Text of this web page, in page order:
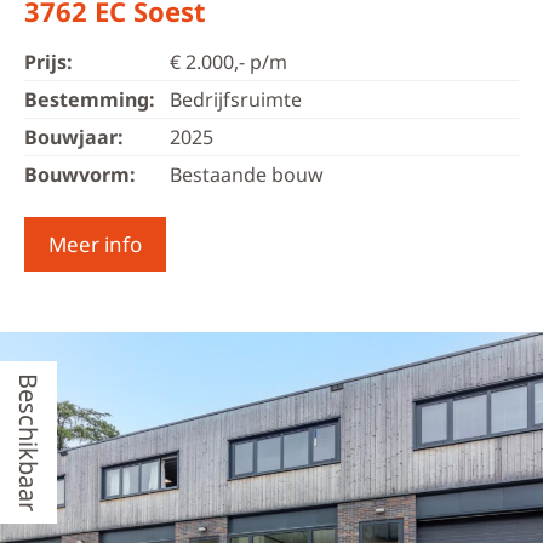
3762 EC Soest
Prijs:
€ 2.000,- p/m
Bestemming:
Bedrijfsruimte
Bouwjaar:
2025
Bouwvorm:
Bestaande bouw
Meer info
Beschikbaar